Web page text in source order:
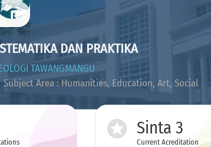
DAN PRAKTIKA
TAWANGMANGU
Subject Area : Humanities, Education, Art, Social
Sinta 3
Current Acreditation